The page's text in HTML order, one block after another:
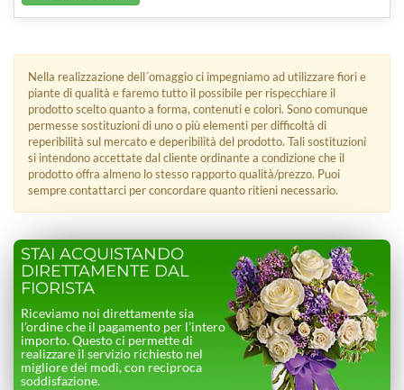
Nella realizzazione dell´omaggio ci impegniamo ad utilizzare fiori e
piante di qualità e faremo tutto il possibile per rispecchiare il
prodotto scelto quanto a forma, contenuti e colori. Sono comunque
permesse sostituzioni di uno o più elementi per difficoltà di
reperibilità sul mercato e deperibilità del prodotto. Tali sostituzioni
si intendono accettate dal cliente ordinante a condizione che il
prodotto offra almeno lo stesso rapporto qualità/prezzo. Puoi
sempre contattarci per concordare quanto ritieni necessario.
STAI ACQUISTANDO
DIRETTAMENTE DAL
FIORISTA
Riceviamo noi direttamente sia
l’ordine che il pagamento per l’intero
importo. Questo ci permette di
realizzare il servizio richiesto nel
migliore dei modi, con reciproca
soddisfazione.